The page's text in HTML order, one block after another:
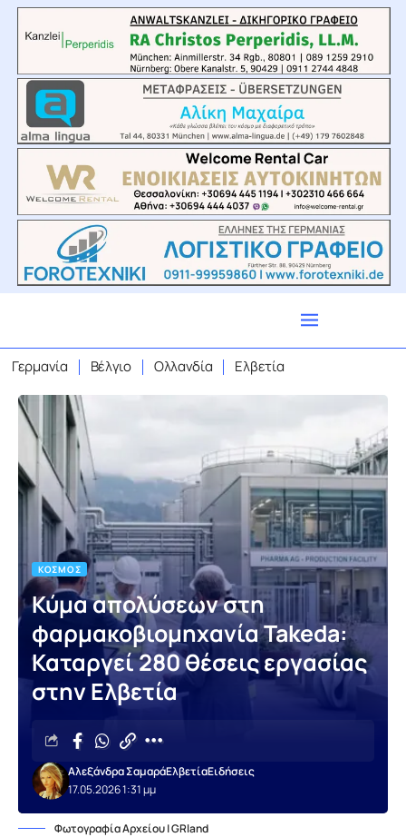
Γερμανία Βέλγιο Ολλανδία Ελβετία
ΚΌΣΜΟΣ
Κύμα απολύσεων στη
φαρμακοβιομηχανία Takeda:
Καταργεί 280 θέσεις εργασίας
στην Ελβετία
17.05.2026 1:31 μμ
Αλεξάνδρα ΣαμαράΕλβετίαΕιδήσεις
Φωτογραφία Αρχείου | GRland